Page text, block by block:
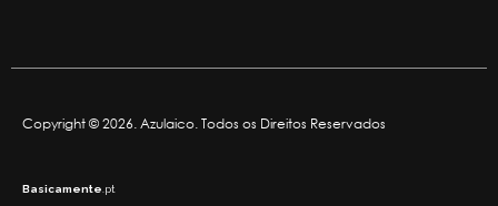
Copyright © 2026. Azulaico. Todos os Direitos Reservados
Basicamente .pt